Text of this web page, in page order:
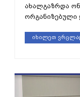
ახალგაზრდა
ორგანიზებული
იხილეთ